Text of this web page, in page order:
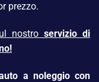
prezzo.
nostro servizio di
a noleggio con